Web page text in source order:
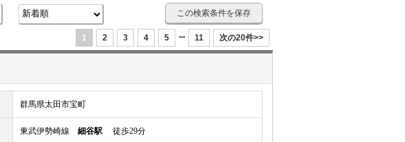
この検索条件を保存
1 2 3 4 5 ... 11 次の20件>>
群馬県太田市宝町
東武伊勢崎線 細谷駅 徒歩29分